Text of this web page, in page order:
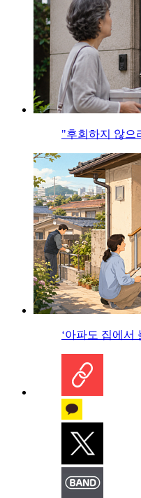
"후회하지 않으
‘아파도 집에서